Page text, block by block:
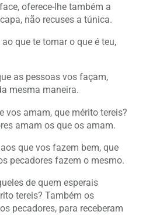
oferece-lhe também a
não recuses a túnica.
que te tomar o que é teu,
as pessoas vos façam,
mesma maneira.
vos amam, que mérito tereis?
amam os que os amam.
que vos fazem bem, que
pecadores fazem o mesmo.
de quem esperais
tereis? Também os
pecadores, para receberam